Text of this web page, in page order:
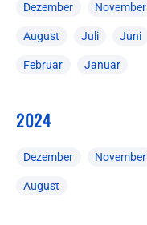
Dezember November
August Juli Juni
Februar Januar
2024
Dezember November
August